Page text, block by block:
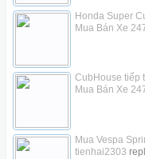
Honda Super
Mua Bán Xe
CubHouse tiếp
Mua Bán Xe
Mua Vespa
tienhai2303